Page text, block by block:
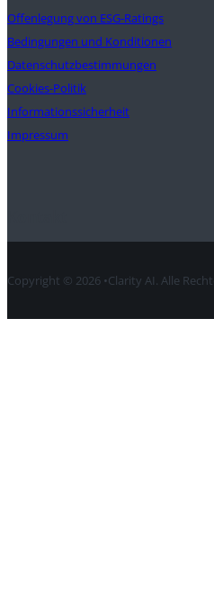
Offenlegung von ESG-Ratings
Bedingungen und Konditionen
Datenschutzbestimmungen
Cookies-Politik
Informationssicherheit
Impressum
Copyright © 2026 •Clarity AI. Alle